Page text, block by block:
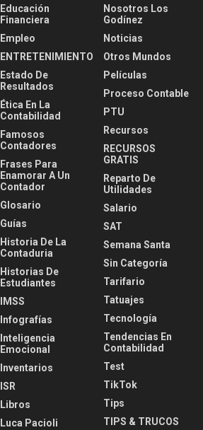
Educación
Financiera
Empleo
ENTRETENIMIENTO
Estado De
Resultados
Ética En La
Contabilidad
Famosos
Contadores
Frases Para
Enamorar A Un
Contador
Glosario
Guías
Historia De La
Contaduria
Historias De
Estudiantes
IMSS
Infografías
Inteligencia
Emocional
Inventarios
ISR
Libros
Luca Pacioli
Nosotros Los
Godínez
Noticias
Otros Mundos
Películas
Proceso Contable
PTU
Recursos
RECURSOS
GRATIS
Reparto De
Utilidades
Salario
SAT
Semana Santa
Sin Categoría
Tarifario
Tatuajes
Tecnología
Tendencias En
Contabilidad
Test
TikTok
Tips
TIPS & TRUCOS